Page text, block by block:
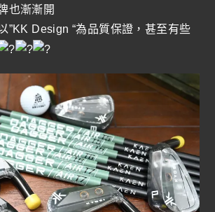
也漸漸開
”KK Design “為品質保證，甚至有些